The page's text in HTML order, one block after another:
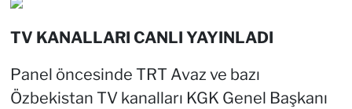
TV KANALLARI CANLI YAYINLADI
Panel öncesinde TRT Avaz ve bazı
Özbekistan TV kanalları KGK Genel Başkanı